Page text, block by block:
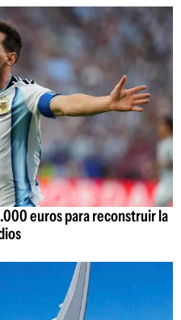
euros para reconstruir la